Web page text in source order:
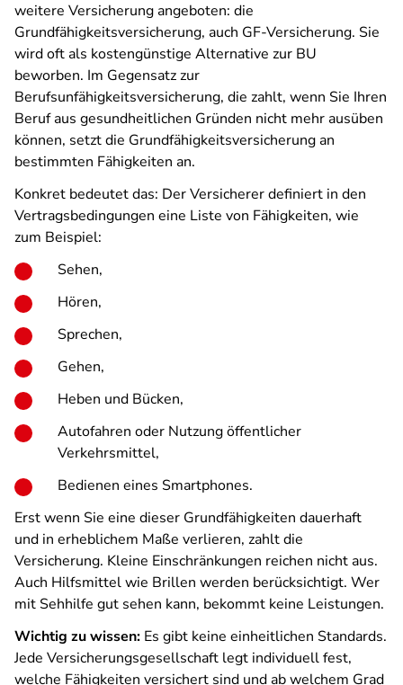
weitere Versicherung angeboten: die
Grundfähigkeitsversicherung, auch GF-Versicherung. Sie
wird oft als kostengünstige Alternative zur BU
beworben. Im Gegensatz zur
Berufsunfähigkeitsversicherung, die zahlt, wenn Sie Ihren
Beruf aus gesundheitlichen Gründen nicht mehr ausüben
können, setzt die Grundfähigkeitsversicherung an
bestimmten Fähigkeiten an.
Konkret bedeutet das: Der Versicherer definiert in den
Vertragsbedingungen eine Liste von Fähigkeiten, wie
zum Beispiel:
Sehen,
Hören,
Sprechen,
Gehen,
Heben und Bücken,
Autofahren oder Nutzung öffentlicher
Verkehrsmittel,
Bedienen eines Smartphones.
Erst wenn Sie eine dieser Grundfähigkeiten dauerhaft
und in erheblichem Maße verlieren, zahlt die
Versicherung. Kleine Einschränkungen reichen nicht aus.
Auch Hilfsmittel wie Brillen werden berücksichtigt. Wer
mit Sehhilfe gut sehen kann, bekommt keine Leistungen.
Wichtig zu wissen: Es gibt keine einheitlichen Standards.
Jede Versicherungsgesellschaft legt individuell fest,
welche Fähigkeiten versichert sind und ab welchem Grad